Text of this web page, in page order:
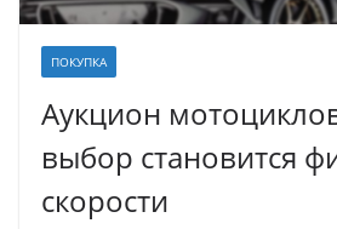
ПОКУПКА
Аукцион
выбор становится
скорости